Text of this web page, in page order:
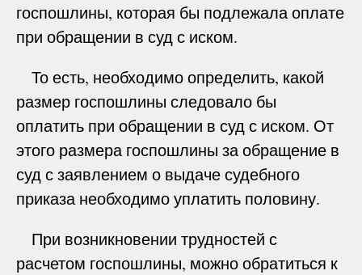
госпошлины, которая бы подлежала оплате
при обращении в суд с иском.
То есть, необходимо определить, какой
размер госпошлины следовало бы
оплатить при обращении в суд с иском. От
этого размера госпошлины за обращение в
суд с заявлением о выдаче судебного
приказа необходимо уплатить половину.
При возникновении трудностей с
расчетом госпошлины, можно обратиться к